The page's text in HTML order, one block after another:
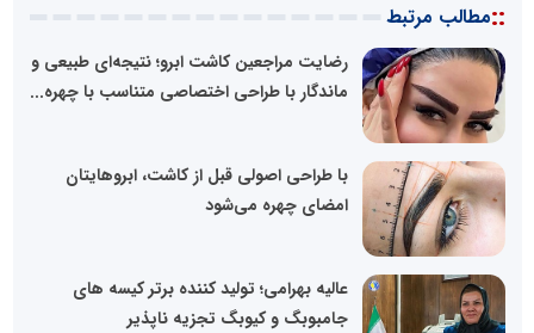
::مطالب مرتبط
رضایت مراجعین کاشت ابرو؛ نتیجه‌ای طبیعی و
ماندگار با طراحی اختصاصی متناسب با چهره...
با طراحی اصولی قبل از کاشت، ابروهایتان
امضای چهره می‌شود
عالیه بهرامی؛ تولید کننده برتر کیسه های
جامبوبگ و کیوبگ تجزیه ناپذیر